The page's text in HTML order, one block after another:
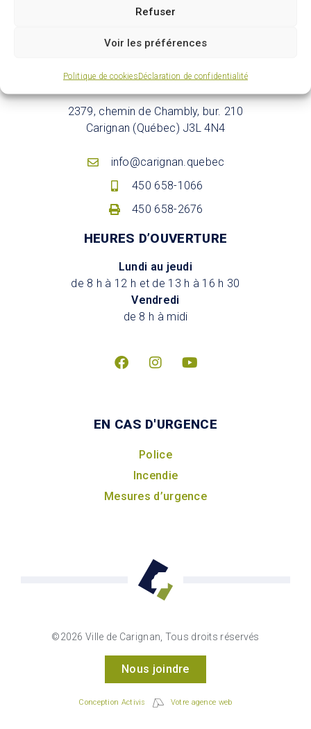
Refuser
Voir les préférences
Politique de cookiesDéclaration de confidentialité
HÔTEL DE VILLE
2379, chemin de Chambly, bur. 210
Carignan (Québec) J3L 4N4
info@carignan.quebec
450 658-1066
450 658-2676
HEURES D’OUVERTURE
Lundi au jeudi
de 8 h à 12 h et de 13 h à 16 h 30
Vendredi
de 8 h à midi
EN CAS D'URGENCE
Police
Incendie
Mesures d’urgence
©2026 Ville de Carignan, Tous droits réservés
Nous joindre
Conception Activis Votre agence web